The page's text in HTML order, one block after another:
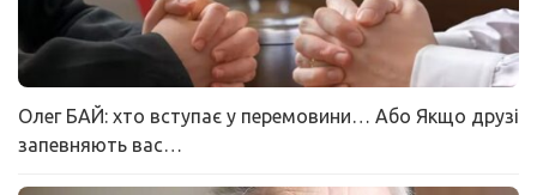
Олег БАЙ: хто вступає у перемовини… Або Якщо друзі
запевняють вас…